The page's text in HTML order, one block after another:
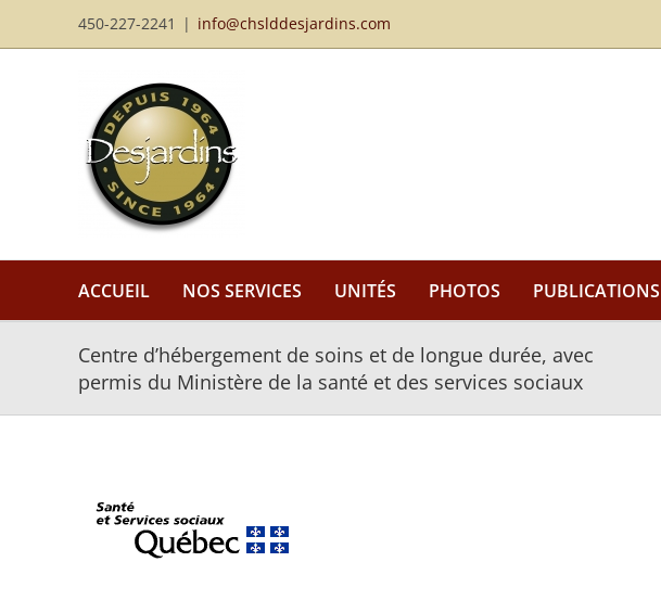
au
450-227-2241 | info@chslddesjardins.com
ACCUEIL NOS SERVICES UNITÉS PHOTOS PUBLICATIONS
Centre d’hébergement de soins et de longue durée, avec
permis du Ministère de la santé et des services sociaux